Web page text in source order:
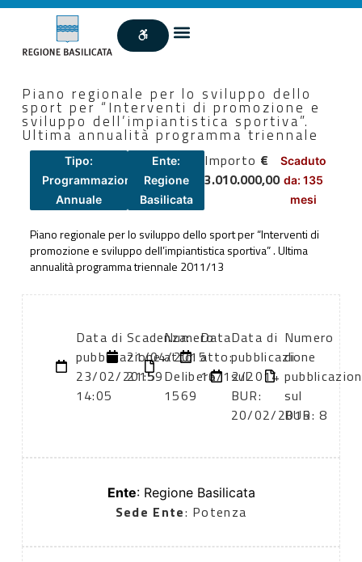
Piano regionale per lo sviluppo dello
sport per “Interventi di promozione e
sviluppo dell’impiantistica sportiva”.
Ultima annualità programma triennale
Tipo:
Programmazione
Annuale
Ente:
Regione
Basilicata
Importo €
3.010.000,00
Scaduto
da: 135
mesi
Piano regionale per lo sviluppo dello sport per “Interventi di
promozione e sviluppo dell’impiantistica sportiva” . Ultima
annualità programma triennale 2011/13
Data di
pubblicazione:
23/02/2015
14:05
Scadenza:
21/04/2015
21:59
Numero
atto:
Delibera
1569
Data
atto:
16/12/2014
Data di
pubblicazione
sul
BUR:
20/02/2015
Numero
di
sul
BUR: 8
Ente: Regione Basilicata
Sede Ente: Potenza